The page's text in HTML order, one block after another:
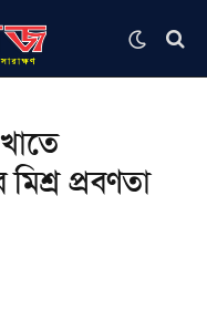
মিশ্র প্রবণতা